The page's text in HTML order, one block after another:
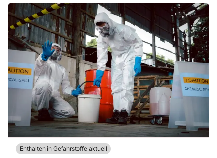
Enthalten in Gefahrstoffe aktuell